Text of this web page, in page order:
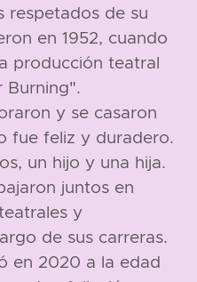
respetados de su
en 1952, cuando
producción teatral
y se casaron
fue feliz y duradero.
un hijo y una hija.
juntos en
y
de sus carreras.
en 2020 a la edad